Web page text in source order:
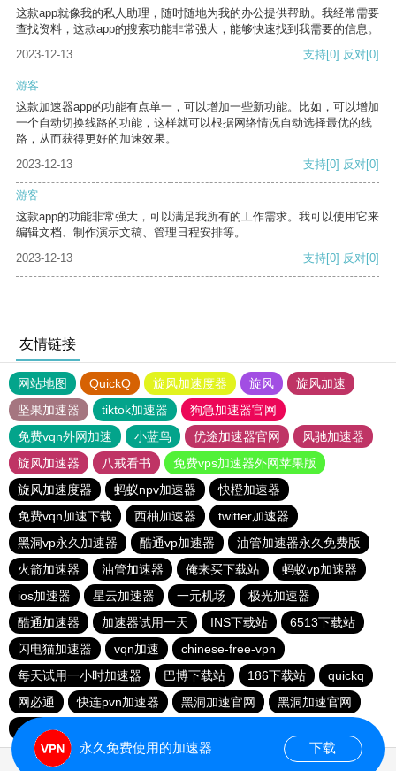
这款app就像我的私人助理，随时随地为我的办公提供帮助。我经常需要
查找资料，这款app的搜索功能非常强大，能够快速找到我需要的信息。
2023-12-13
支持[0] 反对[0]
游客
这款加速器app的功能有点单一，可以增加一些新功能。比如，可以增加
一个自动切换线路的功能，这样就可以根据网络情况自动选择最优的线
路，从而获得更好的加速效果。
2023-12-13
支持[0] 反对[0]
游客
这款app的功能非常强大，可以满足我所有的工作需求。我可以使用它来
编辑文档、制作演示文稿、管理日程安排等。
2023-12-13
支持[0] 反对[0]
友情链接
网站地图 QuickQ 旋风加速度器 旋风
旋风加速
坚果加速器
tiktok加速器
狗急加速器官网
免费vqn外网加速
小蓝鸟 优途加速器官网
风驰加速器
旋风加速器
八戒看书
免费vps加速器外网苹果版
旋风加速度器
蚂蚁npv加速器
快橙加速器
免费vqn加速下载
西柚加速器
twitter加速器
黑洞vp永久加速器
酷通vp加速器
油管加速器永久免费版
火箭加速器
油管加速器 俺来买下载站
蚂蚁vp加速器
ios加速器
星云加速器 一元机场
极光加速器
酷通加速器
加速器试用一天 INS下载站
6513下载站
闪电猫加速器
vqn加速
chinese-free-vpn
每天试用一小时加速器
巴博下载站 186下载站
quickq
网必通
快连pvn加速器 黑洞加速官网
黑洞加速官网
一元机场
永久免费使用的加速器 下载